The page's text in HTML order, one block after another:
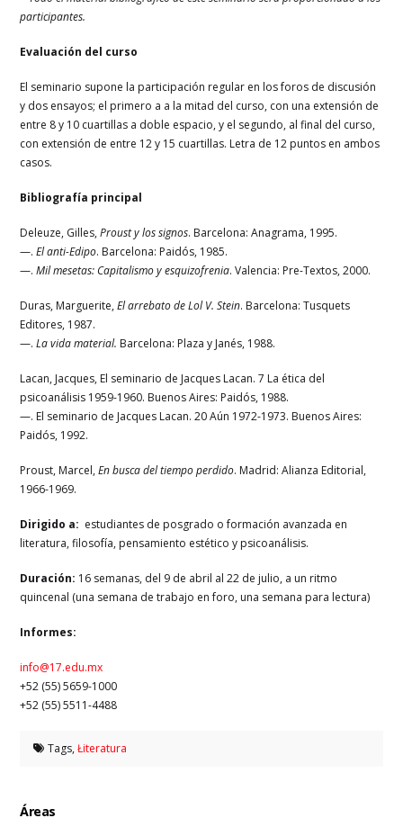
participantes.
Evaluación del curso
El seminario supone la participación regular en los foros de discusión
y dos ensayos; el primero a a la mitad del curso, con una extensión de
entre 8 y 10 cuartillas a doble espacio, y el segundo, al final del curso,
con extensión de entre 12 y 15 cuartillas. Letra de 12 puntos en ambos
casos.
Bibliografía principal
Deleuze, Gilles,Proust y los signos. Barcelona: Anagrama, 1995.
—.El anti-Edipo. Barcelona: Paidós, 1985.
—.Mil mesetas: Capitalismo y esquizofrenia. Valencia: Pre-Textos, 2000.
Duras, Marguerite,El arrebato de Lol V. Stein. Barcelona: Tusquets
Editores, 1987.
—. La vida material. Barcelona: Plaza y Janés, 1988.
Lacan, Jacques, El seminario de Jacques Lacan. 7 La ética del
psicoanálisis 1959-1960. Buenos Aires: Paidós, 1988.
—. El seminario de Jacques Lacan. 20 Aún 1972-1973. Buenos Aires:
Paidós, 1992.
Proust, Marcel,En busca del tiempo perdido. Madrid: Alianza Editorial,
1966-1969.
Dirigido a: estudiantes de posgrado o formación avanzada en
literatura, filosofía, pensamiento estético y psicoanálisis.
Duración: 16 semanas, del 9 de abril al 22 de julio, a un ritmo
quincenal (una semana de trabajo en foro, una semana para lectura)
Informes:
info@17.edu.mx
+52 (55) 5659-1000
+52 (55) 5511-4488
Tags,Łiteratura
Áreas